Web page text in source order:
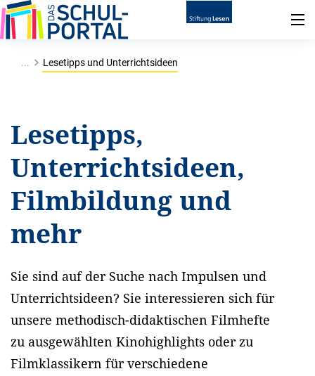
... Lesetipps und Unterrichtsideen
Lesetipps,
Unterrichtsideen,
Filmbildung und
mehr
Sie sind auf der Suche nach Impulsen und
Unterrichtsideen? Sie interessieren sich für
unsere methodisch-didaktischen Filmhefte
zu ausgewählten Kinohighlights oder zu
Filmklassikern für verschiedene